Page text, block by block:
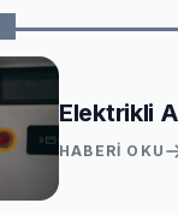
Elektrikli
HABERI OKU